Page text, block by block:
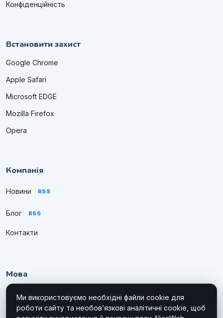
Конфіденційність
Встановити захист
Google Chrome
Apple Safari
Microsoft EDGE
Mozilla Firefox
Opera
Компанія
Новини RSS
Блог RSS
Контакти
Мова
Ми використовуємо необхідні файли cookie для
роботи сайту та необов’язкові аналітичні cookie, щоб